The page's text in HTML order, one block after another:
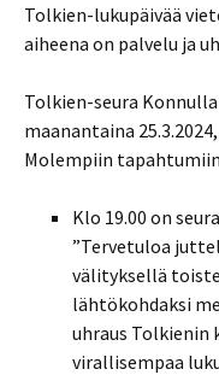
Tolkien-lukupäivää
aiheena on palvelu ja
Tolkien-seura
maanantaina
Molempiin
Klo 19.00 on
”Tervetuloa
välityksellä
lähtökohdaksi
uhraus Tolkienin
virallisempaa